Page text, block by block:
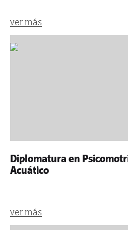
ver más
Diplomatura en
Acuático
ver más